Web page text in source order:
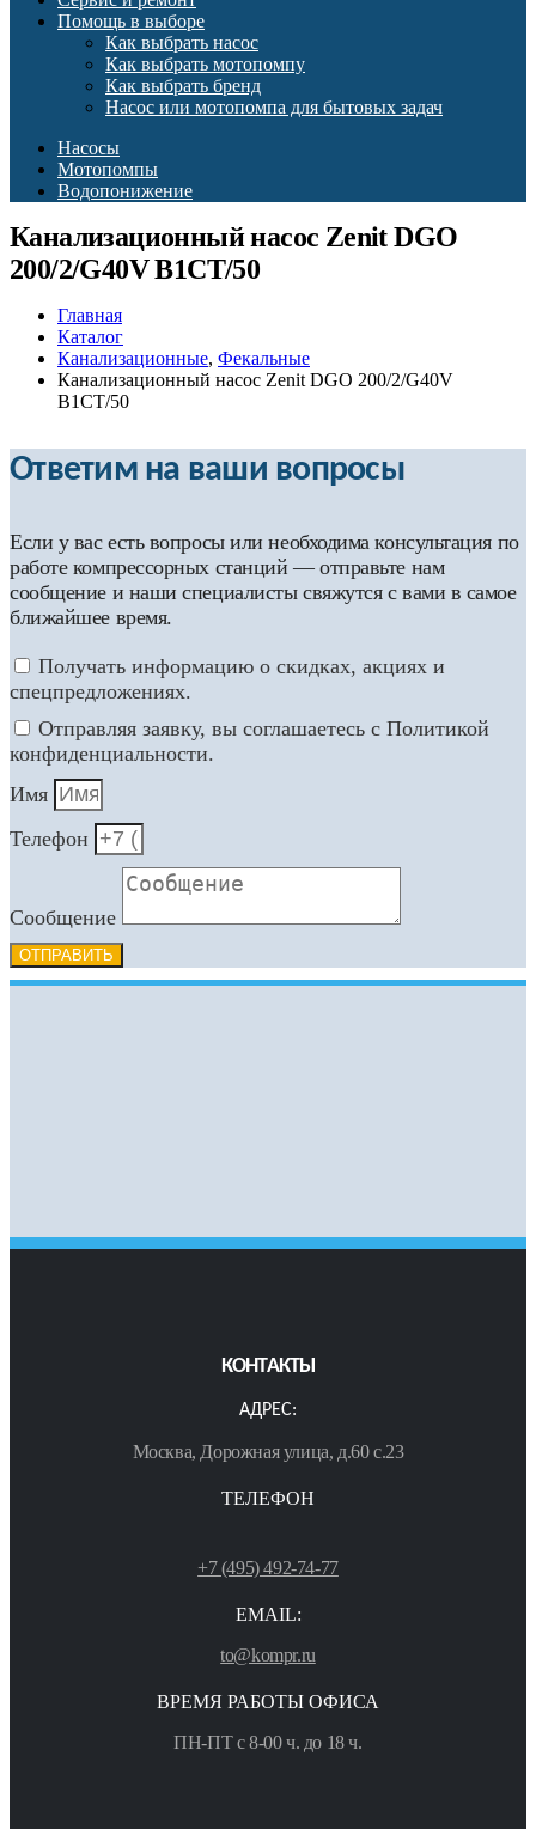
Помощь в выборе
Как выбрать насос
Как выбрать мотопомпу
Как выбрать бренд
Насос или мотопомпа для бытовых задач
Насосы
Мотопомпы
Водопонижение
Канализационный насос Zenit DGO
200/2/G40V B1CT/50
Главная
Каталог
Канализационные, Фекальные
Канализационный насос Zenit DGO 200/2/G40V
B1CT/50
Ответим на ваши вопросы
Если у вас есть вопросы или необходима консультация по
работе компрессорных станций — отправьте нам
сообщение и наши специалисты свяжутся с вами в самое
ближайшее время.
Получать информацию о скидках, акциях и
спецпредложениях.
Отправляя заявку, вы соглашаетесь с Политикой
конфиденциальности.
Имя
Телефон
Сообщение
ОТПРАВИТЬ
КОНТАКТЫ
АДРЕС:
Москва, Дорожная улица, д.60 с.23
ТЕЛЕФОН
+7 (495) 492-74-77
EMAIL:
to@kompr.ru
ВРЕМЯ РАБОТЫ ОФИСА
ПН-ПТ с 8-00 ч. до 18 ч.